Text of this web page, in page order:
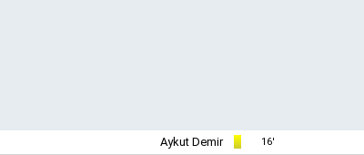
Aykut Demir 16'